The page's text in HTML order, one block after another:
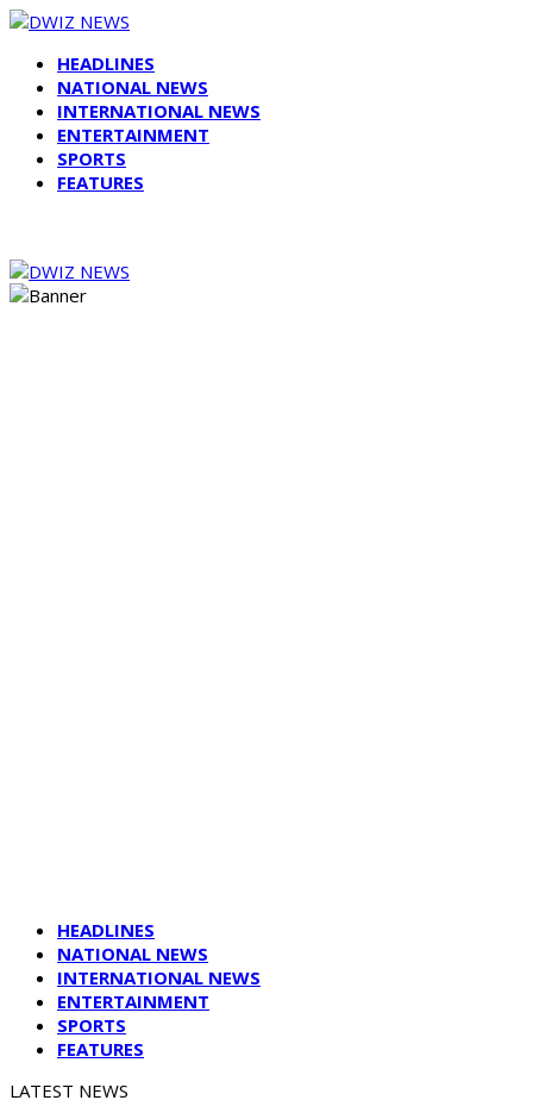
HEADLINES
NATIONAL NEWS
INTERNATIONAL NEWS
ENTERTAINMENT
SPORTS
FEATURES
HEADLINES
NATIONAL NEWS
INTERNATIONAL NEWS
ENTERTAINMENT
SPORTS
FEATURES
LATEST NEWS